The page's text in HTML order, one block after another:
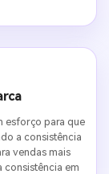
esforço para que
a consistência
vendas mais
consistência em